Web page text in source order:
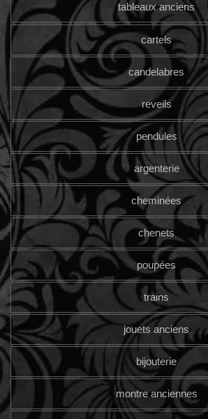
tableaux anciens
cartels
candelabres
reveils
pendules
argenterie
cheminées
chenets
poupées
trains
jouets anciens
bijouterie
montre anciennes